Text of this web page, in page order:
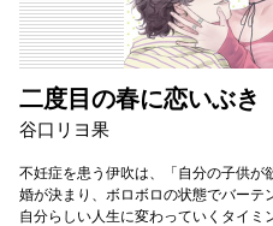
二度目の春に恋いぶき
谷口リヨ果
不妊症を患う伊吹は、「自分の子供が
婚が決まり、ボロボロの状態でバーテ
自分らしい人生に変わっていくタイ